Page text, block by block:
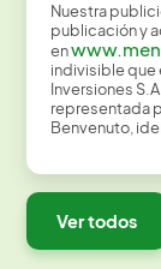
Nuestra
publicación y
en
indivisible que
Inversiones
representada
Benvenuto,
Ver todos